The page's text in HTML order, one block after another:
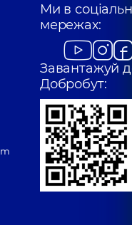
Ми в
мережах:
Завантажуй
Добробут: